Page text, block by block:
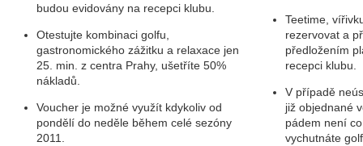
budou evidovány na recepci klubu.
Otestujte kombinaci golfu,
gastronomického zážitku a relaxace jen
25. min. z centra Prahy, ušetříte 50%
nákladů.
Voucher je možné využít kdykoliv od
pondělí do neděle během celé sezóny
2011.
Teetime,
rezervovat a
předložením
recepci klubu.
V případě
již objednané
pádem není
vychutnáte